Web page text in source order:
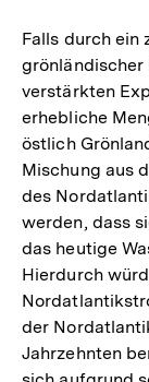
Falls durch ein
grönländischer
verstärkten
erhebliche
östlich
Mischung aus
des
werden, dass
das heutige
Hierdurch
der
Jahrzehnten